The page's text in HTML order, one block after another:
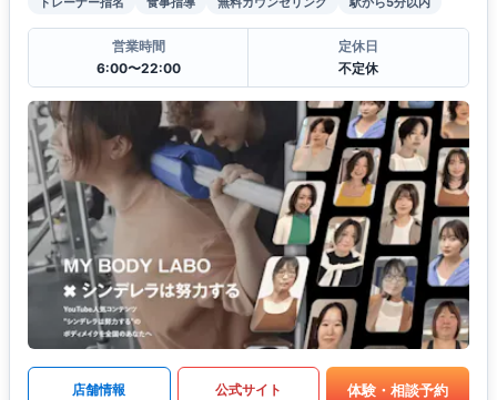
営業時間
6:00〜22:00
定休日
不定休
店舗情報 公式サイト 体験・相談予約